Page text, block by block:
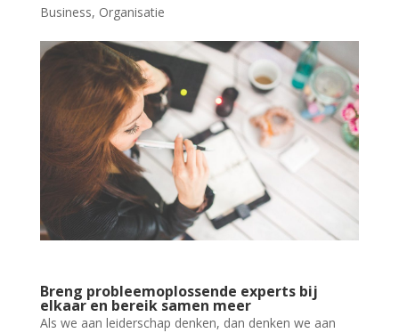
Business, Organisatie
Breng probleemoplossende experts bij
elkaar en bereik samen meer
Als we aan leiderschap denken, dan denken we aan